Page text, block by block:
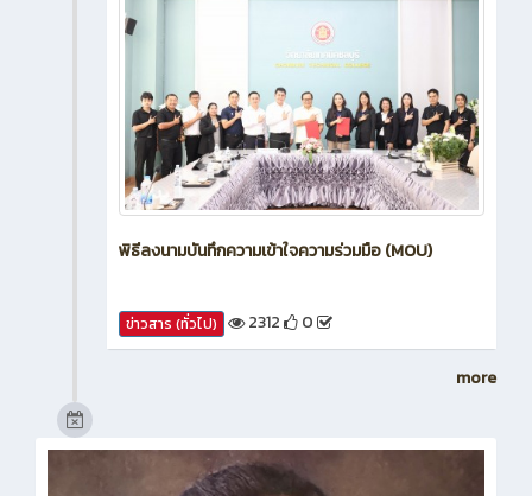
พิธีลงนามบันทึกความเข้าใจความร่วมมือ (MOU)
ข่าวสาร (ทั่วไป) 2312 0
more